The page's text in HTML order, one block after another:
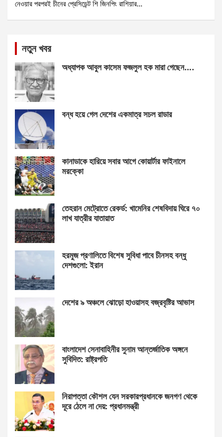
নেওয়ার পরপরই চীনের প্রেসিডেন্ট শি জিনপিং রাশিয়ার…
নতুন খবর
অধ্যাপক আবুল কাসেম ফজলুল হক মারা গেছেন….
বন্ধ হয়ে গেল দেশের একমাত্র সচল রাডার
কানাডাকে হারিয়ে সবার আগে কোয়ার্টার ফাইনালে
মরক্কো
তেহরান মেট্রোতে রেকর্ড: খামেনির শেষবিদায় ঘিরে ৭০
লাখ যাত্রীর যাতায়াত
হরমুজ প্রণালিতে বিশেষ সুবিধা পাবে চীনসহ বন্ধু
দেশগুলো: ইরান
দেশের ৯ অঞ্চলে ঝোড়ো হাওয়াসহ বজ্রবৃষ্টির আভাস
বাংলাদেশ সেনাবাহিনীর সুনাম আন্তর্জাতিক অঙ্গনে
সুবিদিত: রাষ্ট্রপতি
নিরাপত্তা কৌশল যেন সরকারপ্রধানকে জনগণ থেকে
দূরে ঠেলে না দেয়: প্রধানমন্ত্রী